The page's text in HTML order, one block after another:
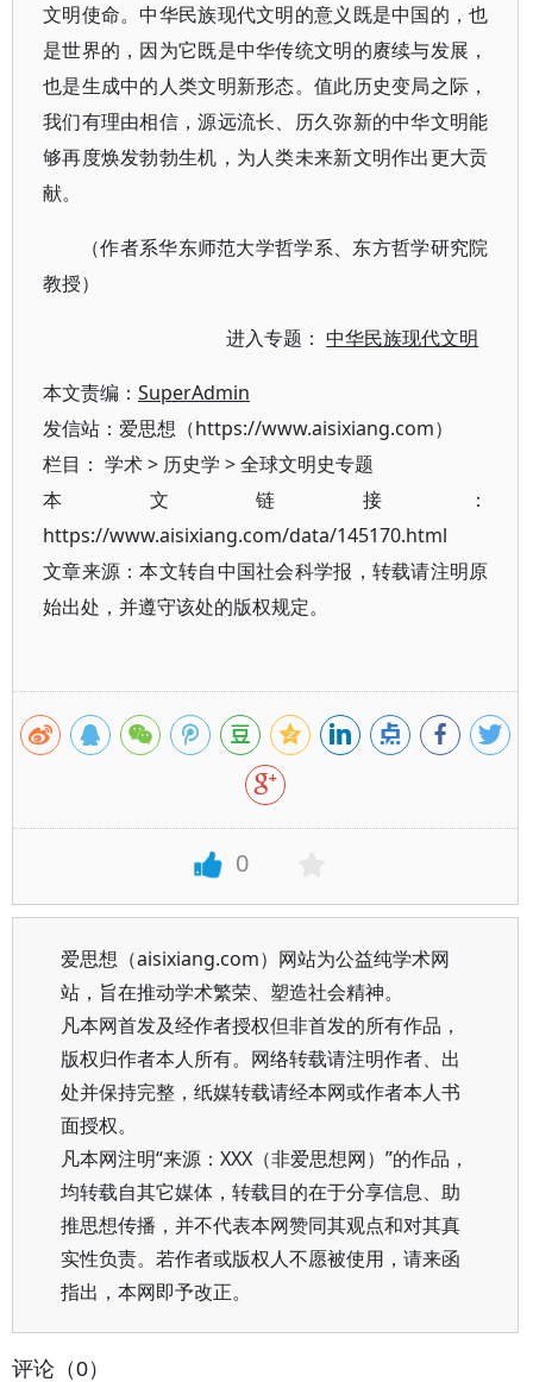
文明使命。中华民族现代文明的意义既是中国的，也
是世界的，因为它既是中华传统文明的赓续与发展，
也是生成中的人类文明新形态。值此历史变局之际，
我们有理由相信，源远流长、历久弥新的中华文明能
够再度焕发勃勃生机，为人类未来新文明作出更大贡
献。
（作者系华东师范大学哲学系、东方哲学研究院
教授）
进入专题：中华民族现代文明
本文责编： SuperAdmin
发信站：爱思想（https://www.aisixiang.com）
栏目： 学术> 历史学 >全球文明史专题
本文链接：
https://www.aisixiang.com/data/145170.html
文章来源：本文转自中国社会科学报，转载请注明原
始出处，并遵守该处的版权规定。
0
爱思想（aisixiang.com）网站为公益纯学术网
站，旨在推动学术繁荣、塑造社会精神。
凡本网首发及经作者授权但非首发的所有作品，
版权归作者本人所有。网络转载请注明作者、出
处并保持完整，纸媒转载请经本网或作者本人书
面授权。
凡本网注明“来源：XXX（非爱思想网）”的作品，
均转载自其它媒体，转载目的在于分享信息、助
推思想传播，并不代表本网赞同其观点和对其真
实性负责。若作者或版权人不愿被使用，请来函
指出，本网即予改正。
评论（0）